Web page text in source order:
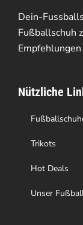
Die
Optionen
können
der
Produktseite
gewählt
werden
Dein-
Fußballschuh
Nützliche
Trikots
Hot Deals
Unser